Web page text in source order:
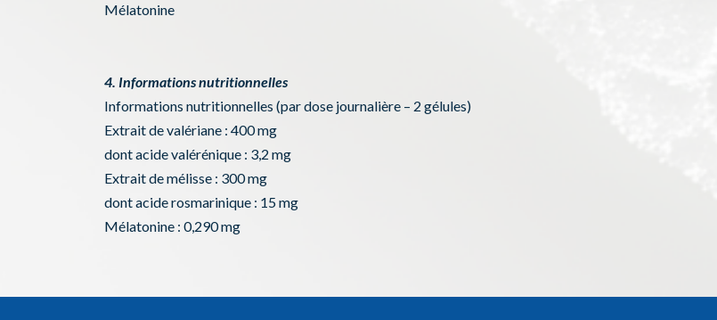
Mélatonine
4. Informations nutritionnelles
Informations nutritionnelles (par dose journalière – 2 gélules)
Extrait de valériane : 400 mg
dont acide valérénique : 3,2 mg
Extrait de mélisse : 300 mg
dont acide rosmarinique : 15 mg
Mélatonine : 0,290 mg